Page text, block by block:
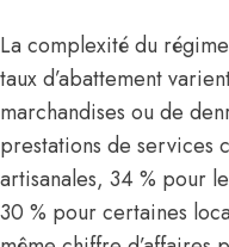
La complexité du
taux d’abattement
marchandises ou de
prestations de services
artisanales, 34 % pour
30 % pour certaines